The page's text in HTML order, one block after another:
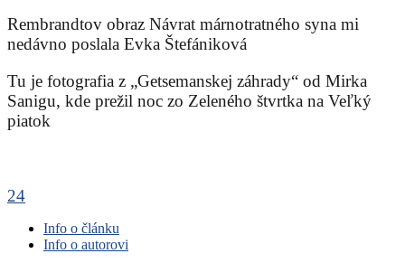
Rembrandtov obraz Návrat márnotratného syna mi
nedávno poslala Evka Štefániková
Tu je fotografia z „Getsemanskej záhrady“ od Mirka
Sanigu, kde prežil noc zo Zeleného štvrtka na Veľký
piatok
24
Info o článku
Info o autorovi